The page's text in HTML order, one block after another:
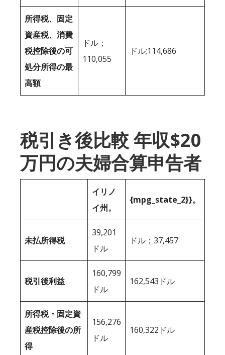
所得税、固定
資産税、消費
税控除後の可
処分所得の最
高額
ドル；
110,055
ドル;114,686
税引き後比較 年収$20
万円の夫婦合算申告者
イリノ
イ州。
{mpg_state_2}}。
未払所得税
39,201
ドル
ドル；37,457
税引後利益
160,799
ドル
162,543ドル
所得税・固定資
産税控除後の所
得
156,276
ドル
160,322ドル